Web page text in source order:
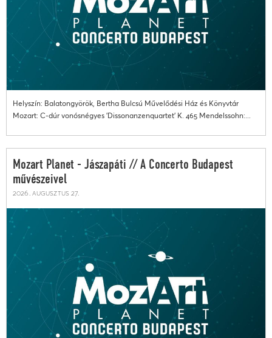
Helyszín: Balatongyörök, Bertha Bulcsú Művelődési Ház és Könyvtár
Mozart: C-dúr vonósnégyes 'Dissonanzenquartet' K. 465 Mendelssohn:...
Mozart Planet - Jászapáti // A Concerto Budapest
művészeivel
2026. augusztus 27.